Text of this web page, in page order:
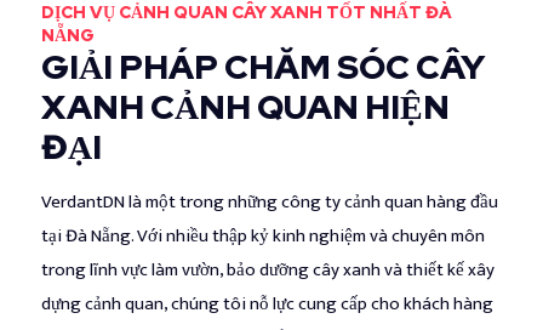
DỊCH VỤ CẢNH QUAN CÂY XANH TỐT NHẤT ĐÀ
NẴNG
GIẢI PHÁP CHĂM SÓC CÂY
XANH CẢNH QUAN HIỆN
ĐẠI
VerdantDN là một trong những công ty cảnh quan hàng đầu
tại Đà Nẵng. Với nhiều thập kỷ kinh nghiệm và chuyên môn
trong lĩnh vực làm vườn, bảo dưỡng cây xanh và thiết kế xây
dựng cảnh quan, chúng tôi nỗ lực cung cấp cho khách hàng